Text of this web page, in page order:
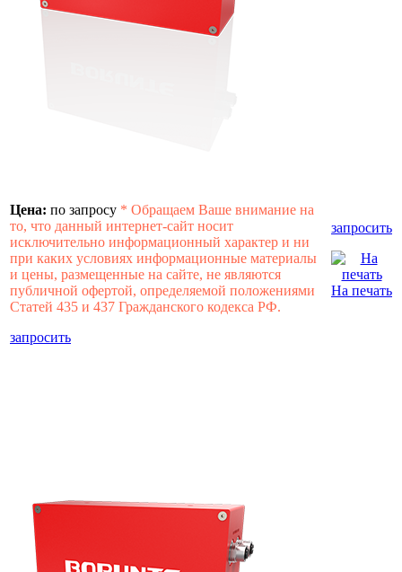
Цена: по запросу * Обращаем Ваше внимание на
то, что данный интернет-сайт носит
исключительно информационный характер и ни
при каких условиях информационные материалы
и цены, размещенные на сайте, не являются
публичной офертой, определяемой положениями
Статей 435 и 437 Гражданского кодекса РФ.
запросить
запросить
На печать